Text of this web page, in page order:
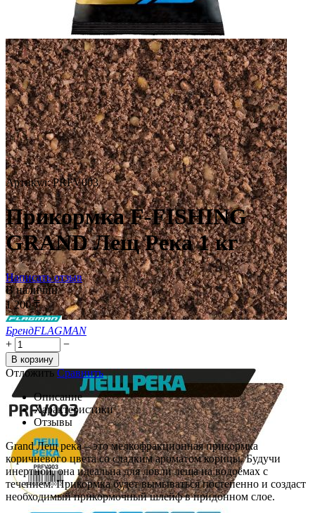
Артикул: PRFV003
Прикормка F-FISHING
GRAND Лещ Река 1 кг
Написать отзыв
В наличии
1 200 ₸
БрендFLAGMAN
+
−
В корзину
Отложить Сравнить
Описание
Характеристики
Отзывы
Grand Лещ река – это мелкофракционная прикормка
коричневого цвета со сладким ароматом корицы. Будучи
инертной, она идеальна для ловли леща на водоёмах с
течением. Прикормка будет вымываться постепенно и создаст
необходимый прикормочный шлейф в придонном слое.